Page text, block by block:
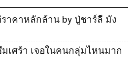
าคาหลักล้าน by ปู่ชาร์ลี มัง
เศร้า เจอในคนกลุ่มไหนมาก